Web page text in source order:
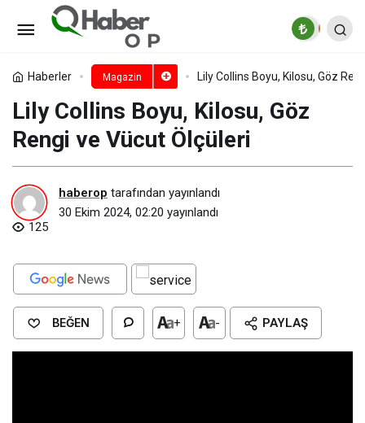
Haberler Magazin Lily Collins Boyu, Kilosu, Göz
Lily Collins Boyu, Kilosu, Göz
Rengi ve Vücut Ölçüleri
haberop tarafından yayınlandı
30 Ekim 2024, 02:20 yayınlandı
125
BEĞEN + - PAYLAŞ
Mia Khalifa Kimdir? Mia Khalifa
GençliğiYorum Yap